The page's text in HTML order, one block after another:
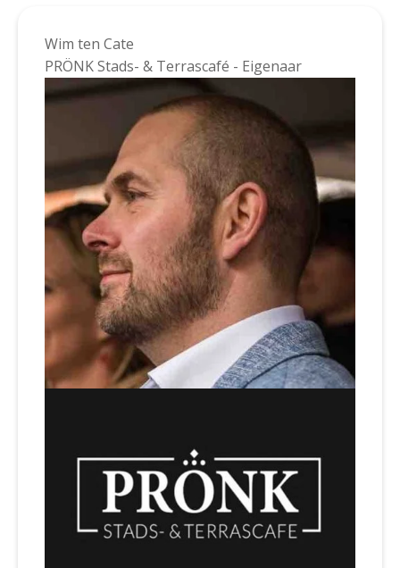
Wim ten Cate
PRÖNK Stads- & Terrascafé - Eigenaar